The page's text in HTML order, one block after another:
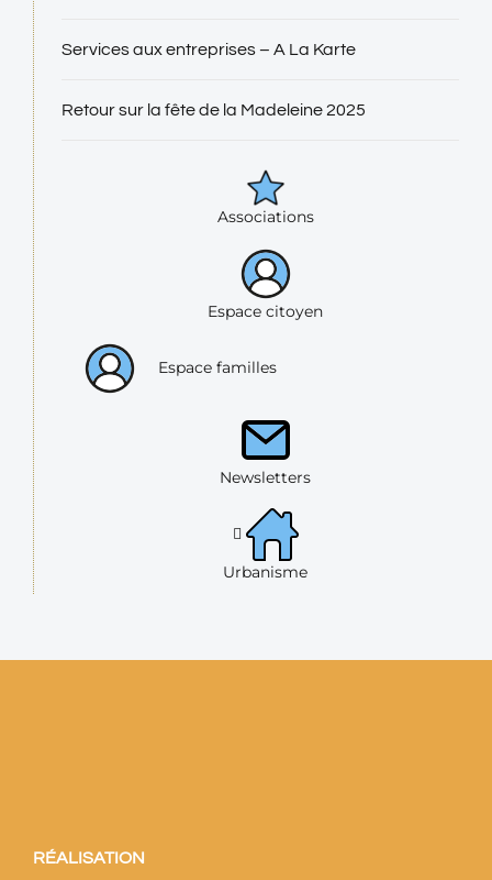
Services aux entreprises – A La Karte
Retour sur la fête de la Madeleine 2025
Associations
Espace citoyen
Espace familles
Newsletters
Urbanisme
RÉALISATION